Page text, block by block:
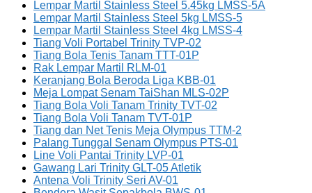
Lempar Martil Stainless Steel 5.45kg LMSS-5A
Lempar Martil Stainless Steel 5kg LMSS-5
Lempar Martil Stainless Steel 4kg LMSS-4
Tiang Voli Portabel Trinity TVP-02
Tiang Bola Tenis Tanam TTT-01P
Rak Lempar Martil RLM-01
Keranjang Bola Beroda Liga KBB-01
Meja Lompat Senam TaiShan MLS-02P
Tiang Bola Voli Tanam Trinity TVT-02
Tiang Bola Voli Tanam TVT-01P
Tiang dan Net Tenis Meja Olympus TTM-2
Palang Tunggal Senam Olympus PTS-01
Line Voli Pantai Trinity LVP-01
Gawang Lari Trinity GLT-05 Atletik
Antena Voli Trinity Seri AV-01